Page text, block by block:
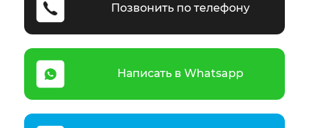
Позвонить по телефону
Написать в Whatsapp